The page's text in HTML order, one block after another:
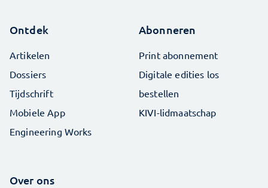
Ontdek
Artikelen
Dossiers
Tijdschrift
Mobiele App
Engineering Works
Abonneren
Print abonnement
Digitale edities los
bestellen
KIVI-lidmaatschap
Over ons